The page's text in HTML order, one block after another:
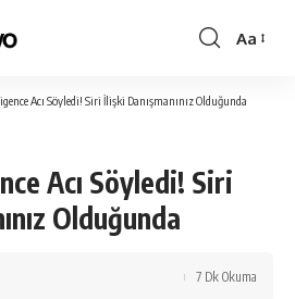
Yazı
Aa
Acı Söyledi! Siri İlişki Danışmanınız Olduğunda
Acı Söyledi! Siri
Olduğunda
7 Dk Okuma